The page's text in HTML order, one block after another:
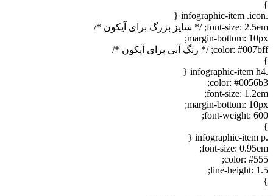
}
.infographic-item .icon {
font-size: 2.5em; /* سایز بزرگ برای آیکون */
margin-bottom: 10px;
color: #007bff; /* رنگ آبی برای آیکون */
}
.infographic-item h4 {
color: #0056b3;
font-size: 1.2em;
margin-bottom: 10px;
font-weight: 600;
}
.infographic-item p {
font-size: 0.95em;
color: #555;
line-height: 1.5;
}